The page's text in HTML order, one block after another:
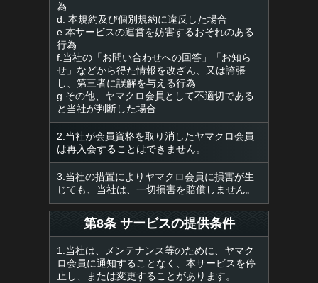
為
d. 本規約及び個別規約に違反した場合
e.本サービスの運営を妨害するおそれのある
行為
f.当社の「お問い合わせへの回答」「お知ら
せ」などから得た情報を改ざん、又は誇張
し、第三者に誤解を与える行為
g.その他、ヤマクロ会員として不適切である
と当社が判断した場合
2.当社が会員資格を取り消したヤマクロ会員
は再入会することはできません。
3.当社の措置によりヤマクロ会員に損害が生
じても、当社は、一切損害を賠償しません。
第8条 サービスの提供条件
1.当社は、メンテナンス等のために、ヤマク
ロ会員に通知することなく、本サービスを停
止し、または変更することがあります。